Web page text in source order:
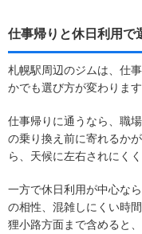
仕事帰りと休日利用で
札幌駅周辺のジムは、仕
かでも選び方が変わります
仕事帰りに通うなら、職
の乗り換え前に寄れるか
ら、天候に左右されにく
一方で休日利用が中心な
の相性、混雑しにくい時
狸小路方面まで含めると